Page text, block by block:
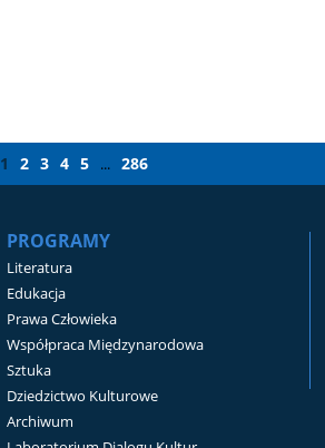
1 2 3 4 5 ... 286
PROGRAMY
Literatura
Edukacja
Prawa Człowieka
Współpraca Międzynarodowa
Sztuka
Dziedzictwo Kulturowe
Archiwum